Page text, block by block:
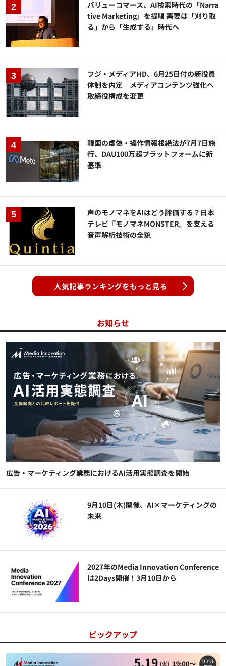
バリューコマース、AI検索時代の「Narra
tive Marketing」を提唱 需要は「刈り取
る」から「生成する」時代へ
フジ・メディアHD、6月25日付の新役員
体制を内定 メディアコンテンツ強化へ
取締役構成を変更
韓国の虚偽・操作情報根絶法が7月7日施
行、DAU100万超プラットフォームに新
基準
声のモノマネをAIはどう評価する？日本
テレビ『モノマネMONSTER』を支える
音声解析技術の全貌
人気記事ランキングをもっと見る
お知らせ
広告・マーケティング業務におけるAI活用実態調査を開始
9月10日(木)開催、AI×マーケティングの
未来
2027年のMedia Innovation Conference
は2Days開催！3月10日から
ピックアップ